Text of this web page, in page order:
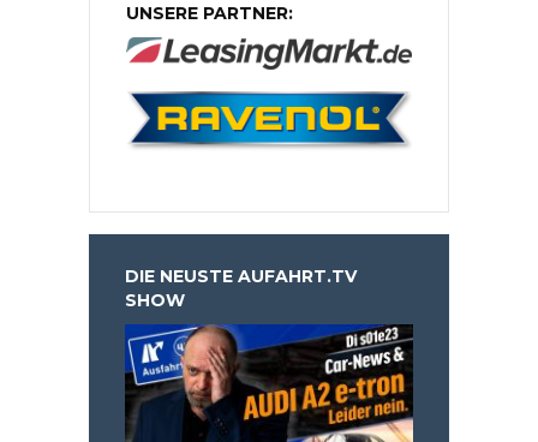
UNSERE PARTNER:
DIE NEUSTE AUFAHRT.TV
SHOW